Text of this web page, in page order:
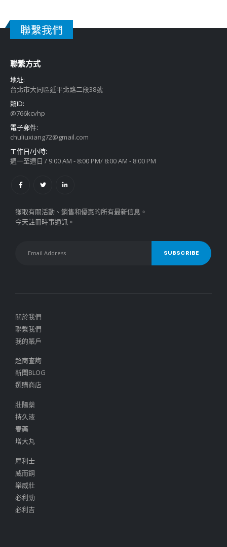
聯繫我們
聯繫方式
地址:
台北市大同區延平北路二段38號
賴ID:
@766kcvhp
電子郵件:
chuliuxiang72@gmail.com
工作日/小時:
週一至週日 / 9:00 AM - 8:00 PM/ 8:00 AM - 8:00 PM
獲取有關活動、銷售和優惠的所有最新信息。
今天註冊時事通訊。
關於我們
聯繫我們
我的賬戶
超商查詢
新聞BLOG
選購商店
壯陽藥
持久液
春藥
增大丸
犀利士
威而鋼
樂威壯
必利勁
必利吉